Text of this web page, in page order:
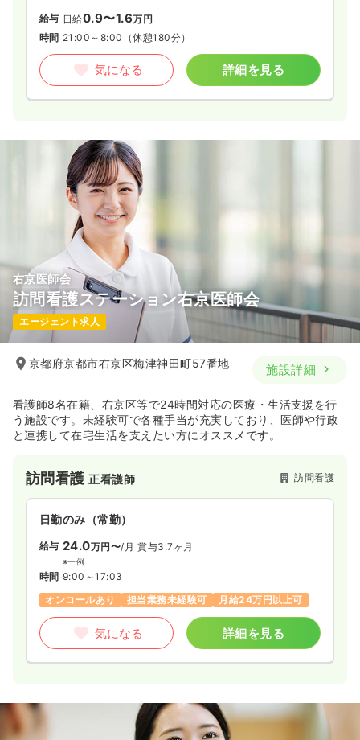
給与 日給0.9〜1.6万円
時間 21:00～8:00 （休憩180分）
気になる 詳細を見る
右京医師会
訪問看護ステーション右京医師会
エージェント求人
京都府京都市右京区梅津神田町57番地 施設詳細
看護師8名在籍、右京区等で24時間対応の医療・生活支援を行
う施設です。未経験可で各種手当が充実しており、医師や行政
と連携して在宅生活を支えたい方にオススメです。
訪問看護正看護師 訪問看護
日勤のみ（常勤）
給与 24.0万円〜/月 賞与3.7ヶ月
※一例
時間 9:00～17:03
オンコールあり
担当業務未経験可 月給24万円以上可
気になる 詳細を見る